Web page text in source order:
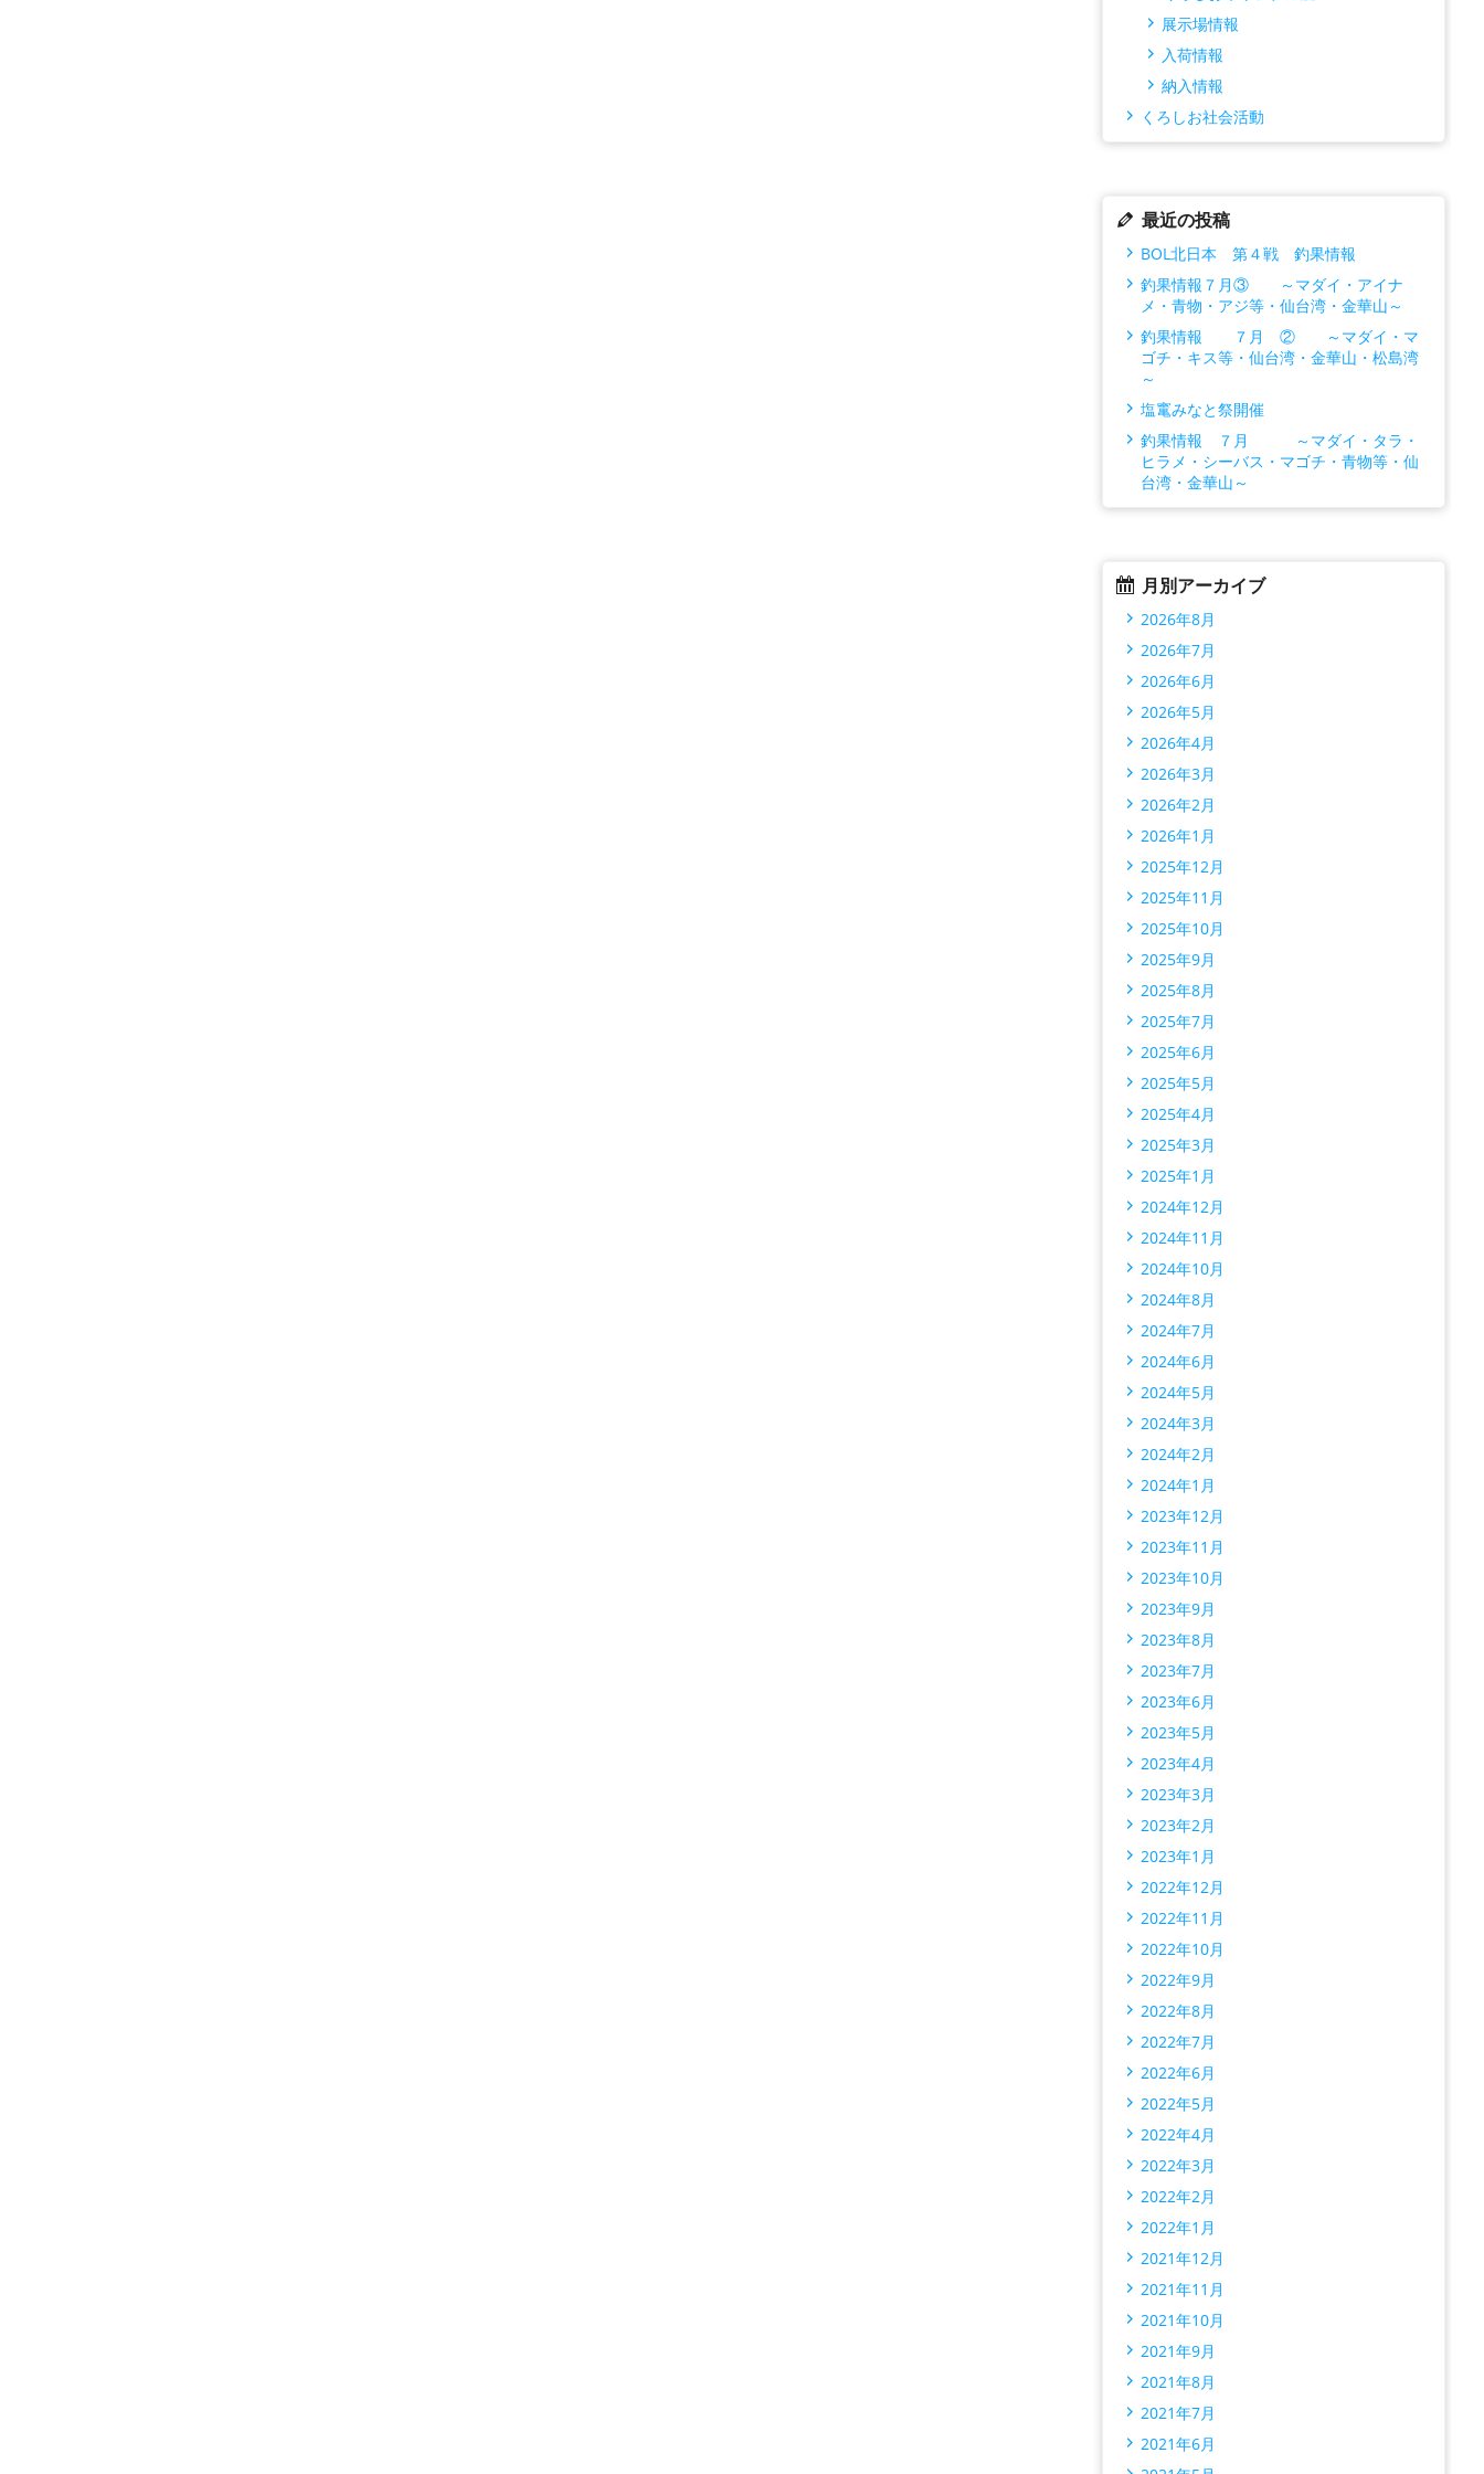
展示場情報
入荷情報
納入情報
くろしお社会活動
最近の投稿
BOL北日本 第４戦 釣果情報
釣果情報７月③ ～マダイ・アイナ
メ・青物・アジ等・仙台湾・金華山～
釣果情報 ７月 ② ～マダイ・マ
ゴチ・キス等・仙台湾・金華山・松島湾
～
塩竃みなと祭開催
釣果情報 ７月 ～マダイ・タラ・
ヒラメ・シーバス・マゴチ・青物等・仙
台湾・金華山～
月別アーカイブ
2026年8月
2026年7月
2026年6月
2026年5月
2026年4月
2026年3月
2026年2月
2026年1月
2025年12月
2025年11月
2025年10月
2025年9月
2025年8月
2025年7月
2025年6月
2025年5月
2025年4月
2025年3月
2025年1月
2024年12月
2024年11月
2024年10月
2024年8月
2024年7月
2024年6月
2024年5月
2024年3月
2024年2月
2024年1月
2023年12月
2023年11月
2023年10月
2023年9月
2023年8月
2023年7月
2023年6月
2023年5月
2023年4月
2023年3月
2023年2月
2023年1月
2022年12月
2022年11月
2022年10月
2022年9月
2022年8月
2022年7月
2022年6月
2022年5月
2022年4月
2022年3月
2022年2月
2022年1月
2021年12月
2021年11月
2021年10月
2021年9月
2021年8月
2021年7月
2021年6月